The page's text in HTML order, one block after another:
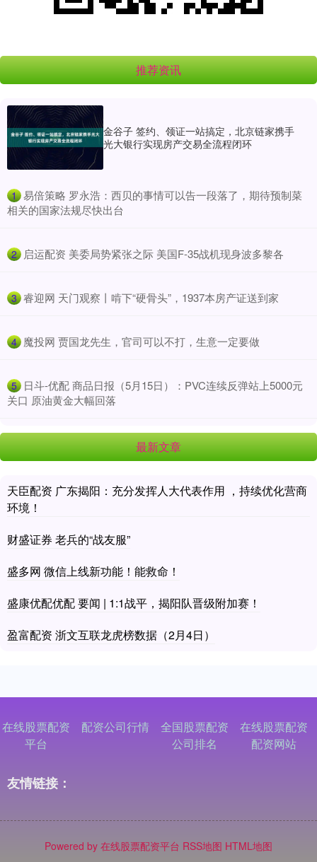
推荐资讯
金谷子 签约、领证一站搞定，北京链家携手
光大银行实现房产交易全流程闭环
1 ​易倍策略 罗永浩：西贝的事情可以告一段落了，期待预制菜
相关的国家法规尽快出台
2 ​启运配资 美委局势紧张之际 美国F-35战机现身波多黎各
3 ​睿迎网 天门观察丨啃下“硬骨头”，1937本房产证送到家
4 ​魔投网 贾国龙先生，官司可以不打，生意一定要做
5 ​日斗-优配 商品日报（5月15日）：PVC连续反弹站上5000元
关口 原油黄金大幅回落
最新文章
天臣配资 广东揭阳：充分发挥人大代表作用 ，持续优化营商
环境！
财盛证券 老兵的“战友服”
盛多网 微信上线新功能！能救命！
盛康优配优配 要闻 | 1:1战平，揭阳队晋级附加赛！
盈富配资 浙文互联龙虎榜数据（2月4日）
在线股票配资
平台
配资公司行情
全国股票配资
公司排名
在线股票配资
配资网站
友情链接：
Powered by 在线股票配资平台 RSS地图 HTML地图